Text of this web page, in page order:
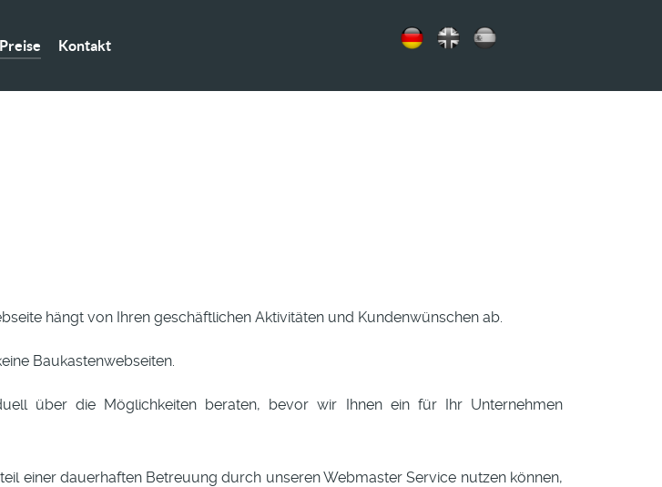
Preise Kontakt
hängt von Ihren geschäftlichen Aktivitäten und Kundenwünschen ab.
Baukastenwebseiten.
über die Möglichkeiten beraten, bevor wir Ihnen ein für Ihr Unternehmen
einer dauerhaften Betreuung durch unseren Webmaster Service nutzen können,